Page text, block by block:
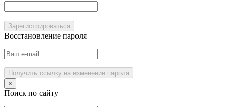
Зарегистрироваться
Восстановление пароля
Получить ссылку на изменение пароля
×
Поиск по сайту